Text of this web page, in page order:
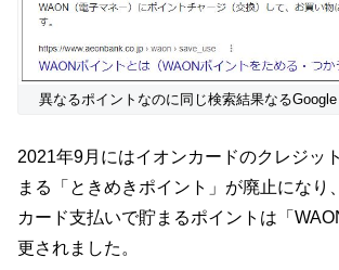
異なるポイントなのに同じ検索結果なるGoogle
2021年9月にはイオンカードのクレジッ
まる「ときめきポイント」が廃止になり
カード支払いで貯まるポイントは「
更されました。